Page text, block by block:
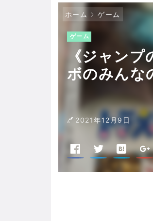
ホーム ゲーム
ゲーム
《ジャン
ボのみんな
2021年12月9日